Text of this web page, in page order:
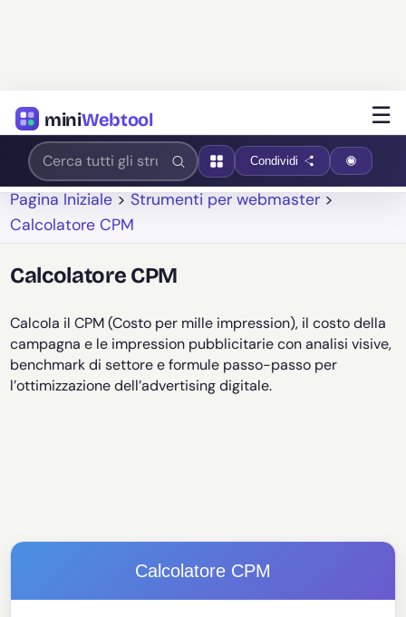
miniWebtool ☰
Condividi
Pagina Iniziale > Strumenti per webmaster >
Calcolatore CPM
Calcolatore CPM
Calcola il CPM (Costo per mille impression), il costo della
campagna e le impression pubblicitarie con analisi visive,
benchmark di settore e formule passo-passo per
l’ottimizzazione dell’advertising digitale.
Calcolatore CPM